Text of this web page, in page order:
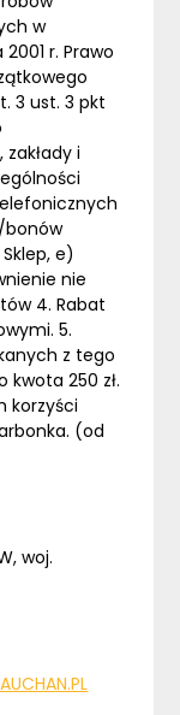
w
r. Prawo
3 ust. 3 pkt
i
bonów
e)
nie
4. Rabat
5.
z tego
250 zł.
korzyści
(od
woj.